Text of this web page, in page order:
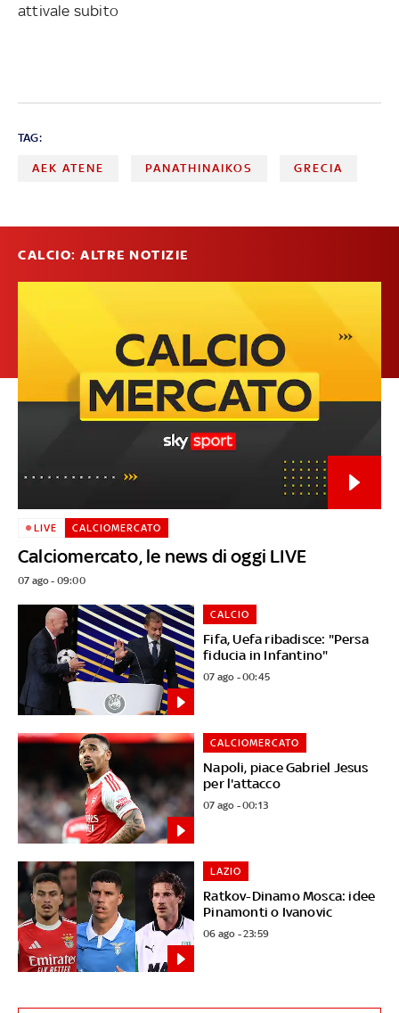
attivale subito
TAG:
AEK ATENE PANATHINAIKOS GRECIA
CALCIO: ALTRE NOTIZIE
Calciomercato, le news di oggi LIVE
LIVE CALCIOMERCATO
07 ago - 09:00
Fifa, Uefa ribadisce: "Persa
fiducia in Infantino"
CALCIO
07 ago - 00:45
Napoli, piace Gabriel Jesus
per l'attacco
CALCIOMERCATO
07 ago - 00:13
Ratkov-Dinamo Mosca: idee
Pinamonti o Ivanovic
LAZIO
06 ago - 23:59